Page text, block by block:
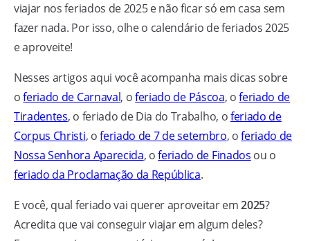
viajar nos feriados de 2025 e não ficar só em casa sem
fazer nada. Por isso, olhe o calendário de feriados 2025
e aproveite!
Nesses artigos aqui você acompanha mais dicas sobre
oferiado de Carnaval, oferiado de Páscoa, oferiado de
Tiradentes, o feriado de Dia do Trabalho, oferiado de
Corpus Christi, oferiado de 7 de setembro, oferiado de
Nossa Senhora Aparecida, oferiado de Finados ou o
feriado da Proclamação da República.
E você, qual feriado vai querer aproveitar em2025?
Acredita que vai conseguir viajar em algum deles?